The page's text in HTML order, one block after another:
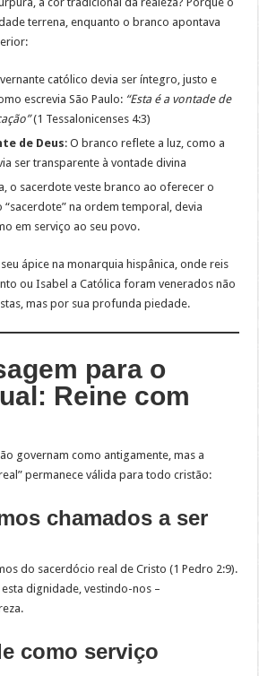
terrena, enquanto o branco apontava
católico devia ser íntegro, justo e
escrevia São Paulo: “Esta é a vontade de
(1 Tessalonicenses 4:3)
de Deus: O branco reflete a luz, como a
ser transparente à vontade divina
o sacerdote veste branco ao oferecer o
“sacerdote” na ordem temporal, devia
em serviço ao seu povo.
ápice na monarquia hispânica, onde reis
ou Isabel a Católica foram venerados não
mas por sua profunda piedade.
para o
Reine com
governam como antigamente, mas a
permanece válida para todo cristão:
chamados a ser
do sacerdócio real de Cristo (1 Pedro 2:9).
dignidade, vestindo-nos –
como serviço